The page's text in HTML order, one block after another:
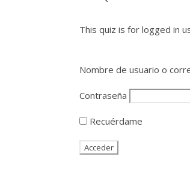
This quiz is for logged in
Nombre de usuario o
Contraseña
Recuérdame